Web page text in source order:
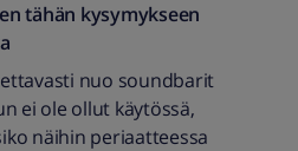
tähän kysymykseen
nuo soundbarit
ei ole ollut käytössä,
näihin periaatteessa